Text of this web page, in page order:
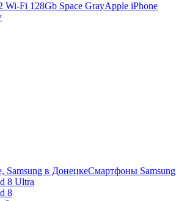
Apple iPhone
Смартфоны Samsung
8 Ultra
8